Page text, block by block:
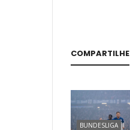
COMPARTILHE
BUNDESLIGA